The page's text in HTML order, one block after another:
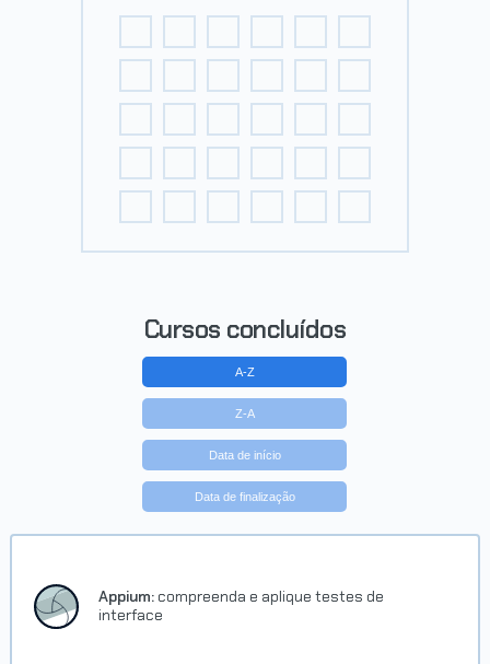
Cursos concluídos
A-Z
Z-A
Data de início
Data de finalização
Appium: compreenda e aplique testes de
interface